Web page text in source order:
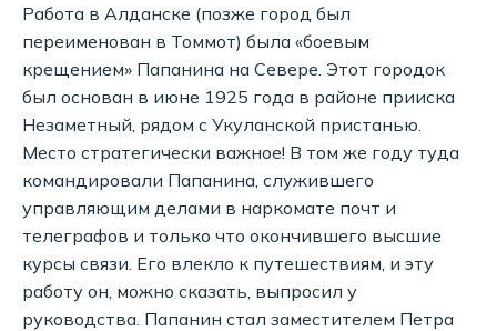
Работа в Алданске (позже город был
переименован в Томмот) была «боевым
крещением» Папанина на Севере. Этот городок
был основан в июне 1925 года в районе прииска
Незаметный, рядом с Укуланской пристанью.
Место стратегически важное! В том же году туда
командировали Папанина, служившего
управляющим делами в наркомате почт и
телеграфов и только что окончившего высшие
курсы связи. Его влекло к путешествиям, и эту
работу он, можно сказать, выпросил у
руководства. Папанин стал заместителем Петра